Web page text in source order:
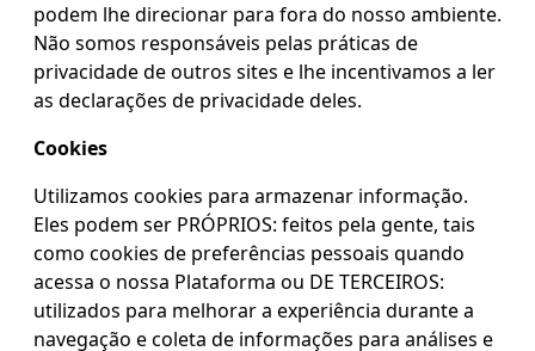
podem lhe direcionar para fora do nosso ambiente.
Não somos responsáveis pelas práticas de
privacidade de outros sites e lhe incentivamos a ler
as declarações de privacidade deles.
Cookies
Utilizamos cookies para armazenar informação.
Eles podem ser PRÓPRIOS: feitos pela gente, tais
como cookies de preferências pessoais quando
acessa o nossa Plataforma ou DE TERCEIROS:
utilizados para melhorar a experiência durante a
navegação e coleta de informações para análises e